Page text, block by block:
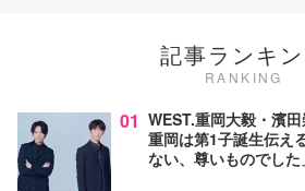
記事ランキ
RANKING
01 WEST.重岡大毅・濱
重岡は第1子誕生伝え
ない、尊いものでした